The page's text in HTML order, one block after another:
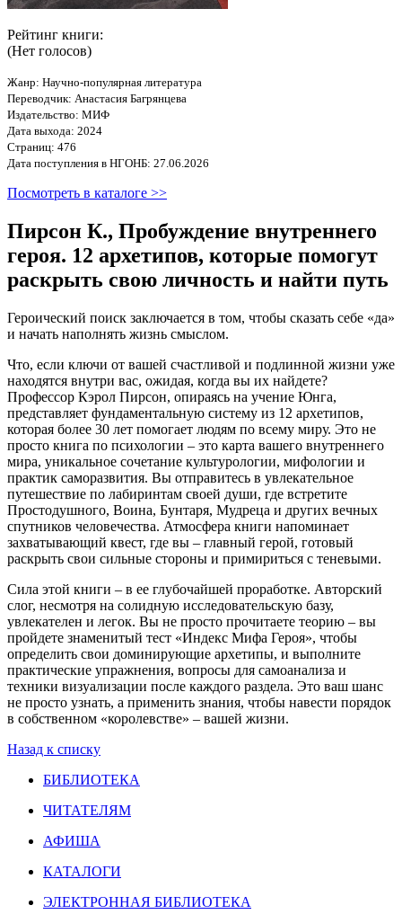
Рейтинг книги:
(Нет голосов)
Жанр: Научно-популярная литература
Переводчик: Анастасия Багрянцева
Издательство: МИФ
Дата выхода: 2024
Страниц: 476
Дата поступления в НГОНБ: 27.06.2026
Посмотреть в каталоге >>
Пирсон К., Пробуждение внутреннего
героя. 12 архетипов, которые помогут
раскрыть свою личность и найти путь
Героический поиск заключается в том, чтобы сказать себе «да»
и начать наполнять жизнь смыслом.
Что, если ключи от вашей счастливой и подлинной жизни уже
находятся внутри вас, ожидая, когда вы их найдете?
Профессор Кэрол Пирсон, опираясь на учение Юнга,
представляет фундаментальную систему из 12 архетипов,
которая более 30 лет помогает людям по всему миру. Это не
просто книга по психологии – это карта вашего внутреннего
мира, уникальное сочетание культурологии, мифологии и
практик саморазвития. Вы отправитесь в увлекательное
путешествие по лабиринтам своей души, где встретите
Простодушного, Воина, Бунтаря, Мудреца и других вечных
спутников человечества. Атмосфера книги напоминает
захватывающий квест, где вы – главный герой, готовый
раскрыть свои сильные стороны и примириться с теневыми.
Сила этой книги – в ее глубочайшей проработке. Авторский
слог, несмотря на солидную исследовательскую базу,
увлекателен и легок. Вы не просто прочитаете теорию – вы
пройдете знаменитый тест «Индекс Мифа Героя», чтобы
определить свои доминирующие архетипы, и выполните
практические упражнения, вопросы для самоанализа и
техники визуализации после каждого раздела. Это ваш шанс
не просто узнать, а применить знания, чтобы навести порядок
в собственном «королевстве» – вашей жизни.
Назад к списку
БИБЛИОТЕКА
ЧИТАТЕЛЯМ
АФИША
КАТАЛОГИ
ЭЛЕКТРОННАЯ БИБЛИОТЕКА